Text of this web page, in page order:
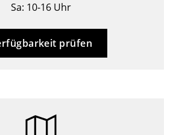
Sa: 10-16 Uhr
prüfen